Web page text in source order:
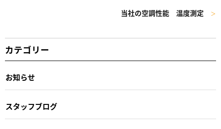
当社の空調性能 温度測定
＞
カテゴリー
お知らせ
スタッフブログ